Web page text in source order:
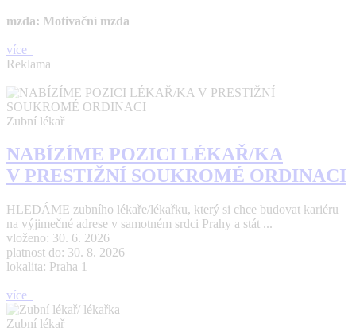
mzda: Motivační mzda
více
Reklama
Zubní lékař
NABÍZÍME POZICI LÉKAŘ/KA
V PRESTIŽNÍ SOUKROMÉ ORDINACI
HLEDÁME zubního lékaře/lékařku, který si chce budovat kariéru
na výjimečné adrese v samotném srdci Prahy a stát ...
vloženo: 30. 6. 2026
platnost do: 30. 8. 2026
lokalita: Praha 1
více
Zubní lékař